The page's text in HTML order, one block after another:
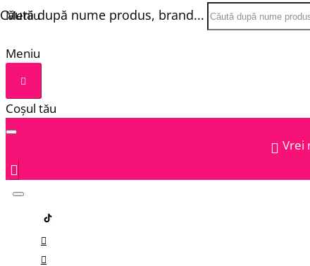
Meniu
Meniu
Coșul tău
Vrei
Căută după nume produs, brand...